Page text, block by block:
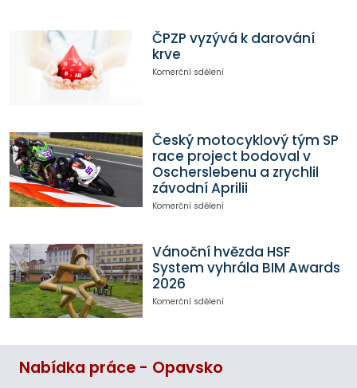
ČPZP vyzývá k darování
krve
Komerční sdělení
Český motocyklový tým SP
race project bodoval v
Oscherslebenu a zrychlil
závodní Aprilii
Komerční sdělení
Vánoční hvězda HSF
System vyhrála BIM Awards
2026
Komerční sdělení
Nabídka práce - Opavsko